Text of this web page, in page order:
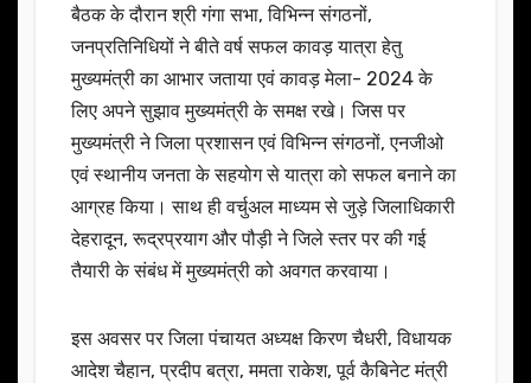
बैठक के दौरान श्री गंगा सभा, विभिन्न संगठनों,
जनप्रतिनिधियों ने बीते वर्ष सफल कावड़ यात्रा हेतु
मुख्यमंत्री का आभार जताया एवं कावड़ मेला- 2024 के
लिए अपने सुझाव मुख्यमंत्री के समक्ष रखे। जिस पर
मुख्यमंत्री ने जिला प्रशासन एवं विभिन्न संगठनों, एनजीओ
एवं स्थानीय जनता के सहयोग से यात्रा को सफल बनाने का
आग्रह किया। साथ ही वर्चुअल माध्यम से जुड़े जिलाधिकारी
देहरादून, रूद्रप्रयाग और पौड़ी ने जिले स्तर पर की गई
तैयारी के संबंध में मुख्यमंत्री को अवगत करवाया।
इस अवसर पर जिला पंचायत अध्यक्ष किरण चैधरी, विधायक
आदेश चैहान, प्रदीप बत्रा, ममता राकेश, पूर्व कैबिनेट मंत्री